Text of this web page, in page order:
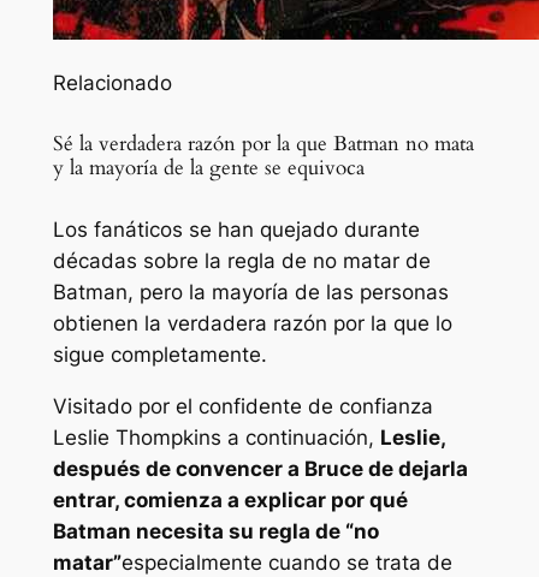
Relacionado
Sé la verdadera razón por la que Batman no mata
y la mayoría de la gente se equivoca
Los fanáticos se han quejado durante
décadas sobre la regla de no matar de
Batman, pero la mayoría de las personas
obtienen la verdadera razón por la que lo
sigue completamente.
Visitado por el confidente de confianza
Leslie Thompkins a continuación, Leslie,
después de convencer a Bruce de dejarla
entrar, comienza a explicar por qué
Batman necesita su regla de “no
matar”especialmente cuando se trata de